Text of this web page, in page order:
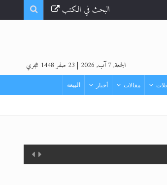
البحث في الكتب
الجمعة, 7 آب, 2026 | 23 صفر 1448 هجري
مقالات أخبار البيعة